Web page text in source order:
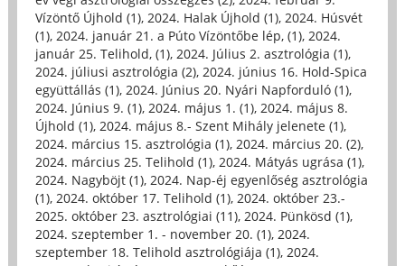
Vízöntő Újhold (1), 2024. Halak Újhold (1), 2024. Húsvét
(1), 2024. január 21. a Púto Vízöntőbe lép, (1), 2024.
január 25. Telihold, (1), 2024. Július 2. asztrológia (1),
2024. júliusi asztrológia (2), 2024. június 16. Hold-Spica
együttállás (1), 2024. Június 20. Nyári Napforduló (1),
2024. Június 9. (1), 2024. május 1. (1), 2024. május 8.
Újhold (1), 2024. május 8.- Szent Mihály jelenete (1),
2024. március 15. asztrológia (1), 2024. március 20. (2),
2024. március 25. Telihold (1), 2024. Mátyás ugrása (1),
2024. Nagyböjt (1), 2024. Nap-éj egyenlőség asztrológia
(1), 2024. október 17. Telihold (1), 2024. október 23.-
2025. október 23. asztrológiai (11), 2024. Pünkösd (1),
2024. szeptember 1. - november 20. (1), 2024.
szeptember 18. Telihold asztrológiája (1), 2024.